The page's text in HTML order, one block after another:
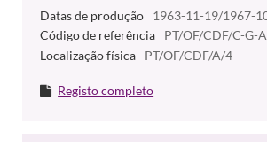
Datas de produção
1963-11-19/1967-
Código de referência
PT/OF/CDF/C-G-
Localização física
PT/OF/CDF/A/4
Registo completo